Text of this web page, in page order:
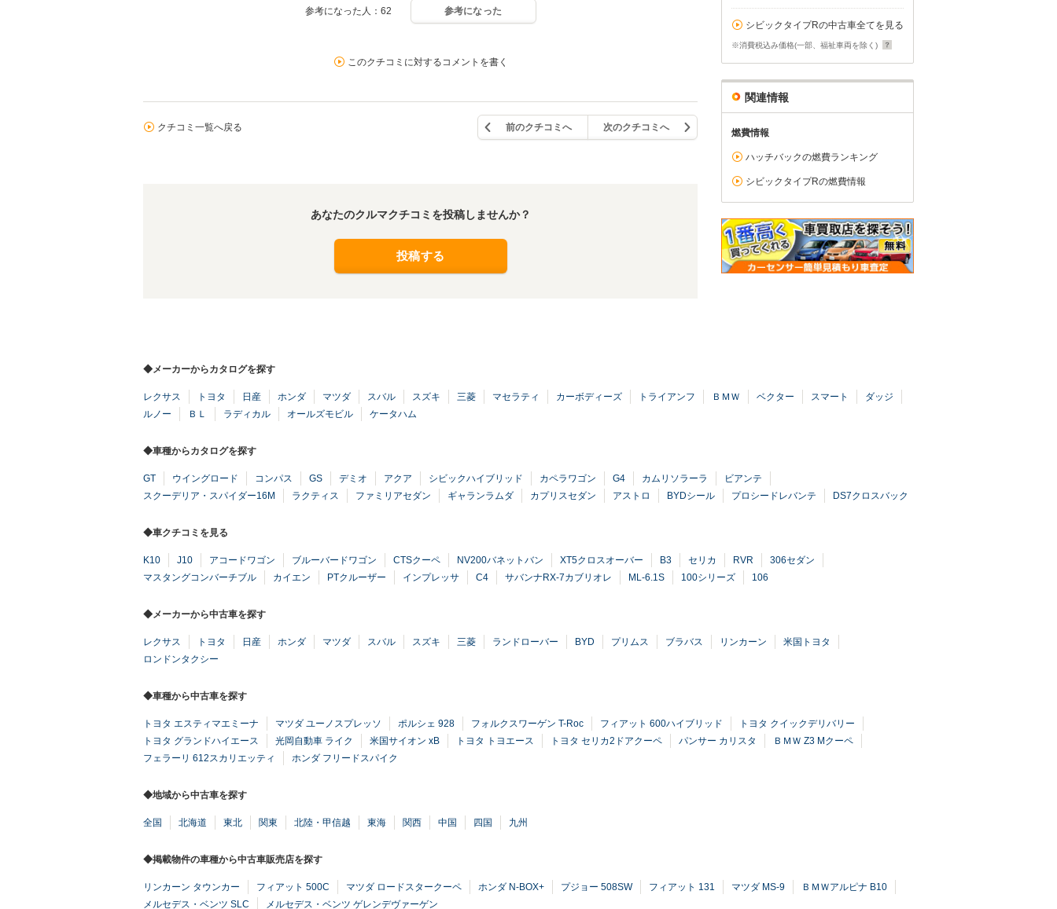
参考になった人：62 参考になった
このクチコミに対するコメントを書く
クチコミ一覧へ戻る 前のクチコミへ 次のクチコミへ
あなたのクルマクチコミを投稿しませんか？
投稿する
シビックタイプRの中古車全てを見る
※消費税込み価格(一部、福祉車両を除く)
関連情報
燃費情報
ハッチバックの燃費ランキング
シビックタイプRの燃費情報
◆メーカーからカタログを探す
レクサス トヨタ 日産 ホンダ マツダ スバル スズキ 三菱 マセラティ カーボディーズ トライアンフ ＢＭＷ ベクター スマート
ダッジ
ルノー
ＢＬ ラディカル オールズモビル ケータハム
◆車種からカタログを探す
GT ウイングロード コンパス GS デミオ アクア シビックハイブリッド カペラワゴン G4 カムリソラーラ
ビアンテ
スクーデリア・スパイダー16M
ラクティス ファミリアセダン ギャランラムダ カプリスセダン アストロ BYDシール プロシードレバンテ DS7クロスバック
◆車クチコミを見る
K10 J10 アコードワゴン ブルーバードワゴン CTSクーペ NV200バネットバン XT5クロスオーバー B3 セリカ RVR
306セダン
マスタングコンバーチブル
カイエン PTクルーザー インプレッサ C4 サバンナRX-7カブリオレ ML-6.1S 100シリーズ 106
◆メーカーから中古車を探す
レクサス トヨタ 日産 ホンダ マツダ スバル スズキ 三菱 ランドローバー BYD プリムス ブラバス リンカーン
米国トヨタ
ロンドンタクシー
◆車種から中古車を探す
トヨタ エスティマエミーナ マツダ ユーノスプレッソ ポルシェ 928 フォルクスワーゲン T-Roc フィアット 600ハイブリッド
トヨタ クイックデリバリー
トヨタ グランドハイエース
光岡自動車 ライク 米国サイオン xB トヨタ トヨエース トヨタ セリカ2ドアクーペ パンサー カリスタ
ＢＭＷ Z3 Mクーペ
フェラーリ 612スカリエッティ
ホンダ フリードスパイク
◆地域から中古車を探す
全国 北海道 東北 関東 北陸・甲信越 東海 関西 中国 四国 九州
◆掲載物件の車種から中古車販売店を探す
リンカーン タウンカー フィアット 500C マツダ ロードスタークーペ ホンダ N-BOX+ プジョー 508SW フィアット 131 マツダ MS-9
ＢＭＷアルピナ B10
メルセデス・ベンツ SLC
メルセデス・ベンツ ゲレンデヴァーゲン